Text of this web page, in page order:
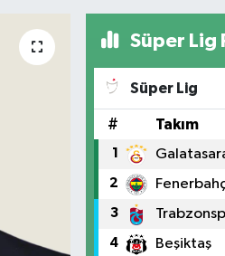
Süper Lig
Süper Lig
# Takım
1
2
3
4 Beşiktaş